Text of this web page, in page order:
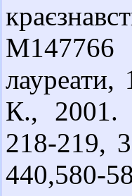
К., 2001.
218-219,
440,580-